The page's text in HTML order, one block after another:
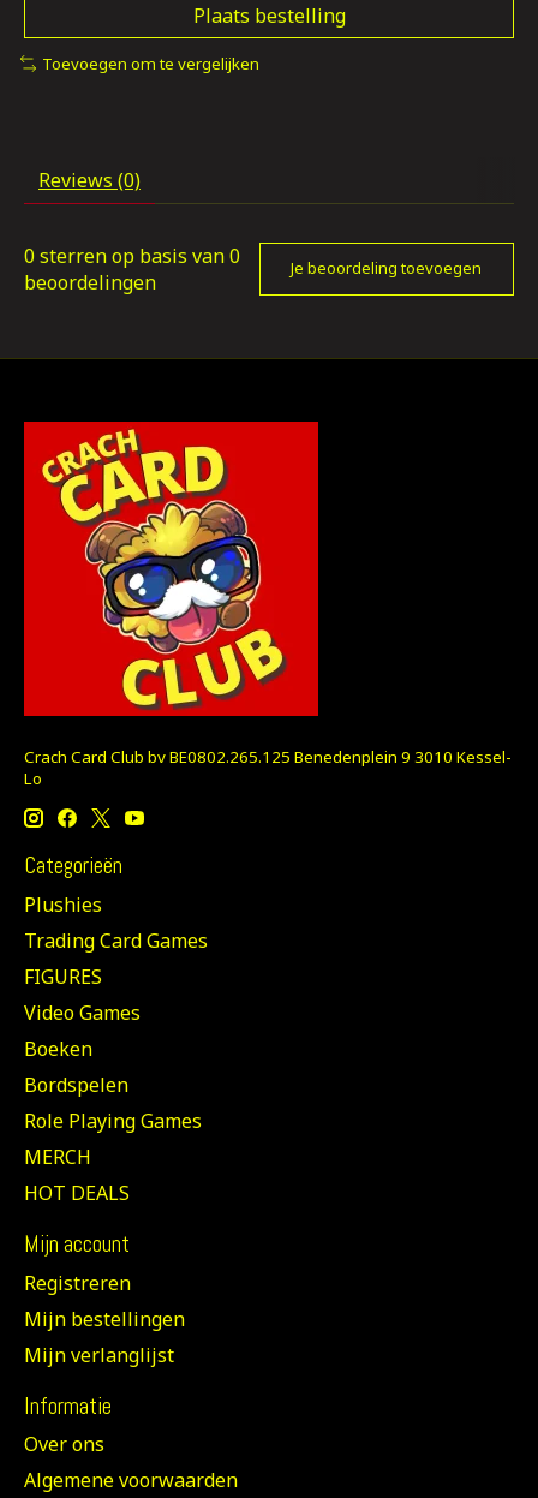
Plaats bestelling
Toevoegen om te vergelijken
Reviews (0)
0 sterren op basis van0
beoordelingen
Je beoordeling toevoegen
Crach Card Club bv BE0802.265.125 Benedenplein 9 3010 Kessel-
Lo
Categorieën
Plushies
Trading Card Games
FIGURES
Video Games
Boeken
Bordspelen
Role Playing Games
MERCH
HOT DEALS
Mijn account
Registreren
Mijn bestellingen
Mijn verlanglijst
Informatie
Over ons
Algemene voorwaarden